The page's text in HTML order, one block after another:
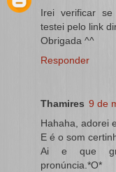
Irei verificar se
testei pelo link
Obrigada ^^
Responder
Thamires 9 de
Hahaha, adorei
E é o som
Ai e que
pronúncia.*O*